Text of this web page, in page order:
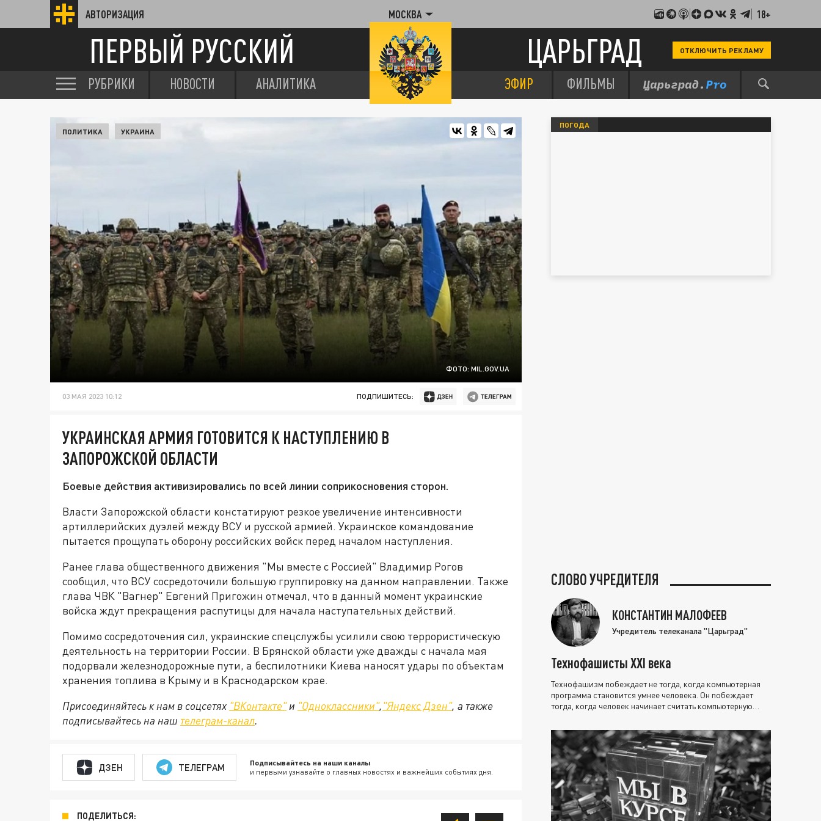
АВТОРИЗАЦИЯ МОСКВА 18+
ПЕРВЫЙ РУССКИЙ ЦАРЬГРАД ОТКЛЮЧИТЬ РЕКЛАМУ
РУБРИКИ НОВОСТИ АНАЛИТИКА ЭФИР ФИЛЬМЫ
ФОТО: MIL.GOV.UA
ПОЛИТИКА УКРАИНА
03 МАЯ 2023 10:12 ПОДПИШИТЕСЬ:
УКРАИНСКАЯ АРМИЯ ГОТОВИТСЯ К НАСТУПЛЕНИЮ В
ЗАПОРОЖСКОЙ ОБЛАСТИ
Боевые действия активизировались по всей линии соприкосновения сторон.
Власти Запорожской области констатируют резкое увеличение интенсивности
артиллерийских дуэлей между ВСУ и русской армией. Украинское командование
пытается прощупать оборону российских войск перед началом наступления.
Ранее глава общественного движения "Мы вместе с Россией" Владимир Рогов
сообщил, что ВСУ сосредоточили большую группировку на данном направлении. Также
глава ЧВК "Вагнер" Евгений Пригожин отмечал, что в данный момент украинские
войска ждут прекращения распутицы для начала наступательных действий.
Помимо сосредоточения сил, украинские спецслужбы усилили свою террористическую
деятельность на территории России. В Брянской области уже дважды с начала мая
подорвали железнодорожные пути, а беспилотники Киева наносят удары по объектам
хранения топлива в Крыму и в Краснодарском крае.
Присоединяйтесь к нам в соцсетях "ВКонтакте"и "Одноклассники","Яндекс Дзен", а также
подписывайтесь на наш телеграм-канал.
ДЗЕН ТЕЛЕГРАМ Подписывайтесь на наши каналы
и первыми узнавайте о главных новостях и важнейших событиях дня.
ПОДЕЛИТЬСЯ:
ПОГОДА
СЛОВО УЧРЕДИТЕЛЯ
КОНСТАНТИН МАЛОФЕЕВ
Учредитель телеканала "Царьград"
Технофашисты XXI века
Технофашизм побеждает не тогда, когда компьютерная
программа становится умнее человека. Он побеждает
тогда, когда человек начинает считать компьютерную